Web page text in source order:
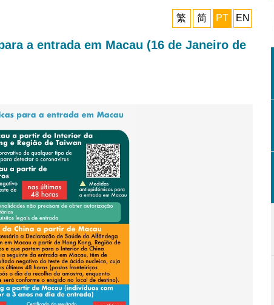
繁 简 PT EN
a entrada em Macau (16 de Janeiro de